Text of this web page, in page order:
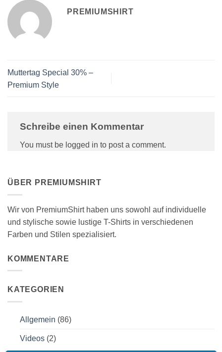
PREMIUMSHIRT
Muttertag Special 30% –
Premium Style
Schreibe einen Kommentar
You must be logged in to post a comment.
ÜBER PREMIUMSHIRT
Wir von PremiumShirt haben uns sowohl auf individuelle
und stylische sowie lustige T-Shirts in verschiedenen
Farben und Stilen spezialisiert.
KOMMENTARE
KATEGORIEN
Allgemein (86)
Videos (2)